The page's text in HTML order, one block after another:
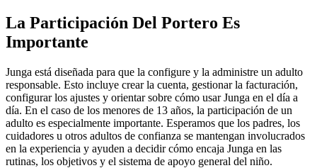
La Participación Del Portero Es
Importante
Junga está diseñada para que la configure y la administre un adulto
responsable. Esto incluye crear la cuenta, gestionar la facturación,
configurar los ajustes y orientar sobre cómo usar Junga en el día a
día. En el caso de los menores de 13 años, la participación de un
adulto es especialmente importante. Esperamos que los padres, los
cuidadores u otros adultos de confianza se mantengan involucrados
en la experiencia y ayuden a decidir cómo encaja Junga en las
rutinas, los objetivos y el sistema de apoyo general del niño.